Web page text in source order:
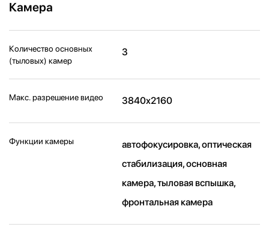
Камера
Количество основных
(тыловых) камер
3
Макс. разрешение видео 3840x2160
Функции камеры
автофокусировка, оптическая
стабилизация, основная
камера, тыловая вспышка,
фронтальная камера